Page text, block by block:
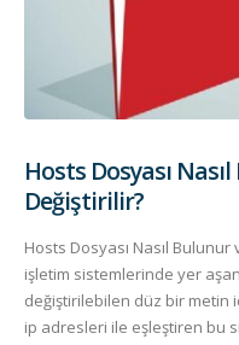
Hosts Dosyası
Değiştirilir?
Hosts Dosyası Nasıl
işletim sistemlerinde yer
değiştirilebilen düz bir metin
ip adresleri ile eşleştiren bu